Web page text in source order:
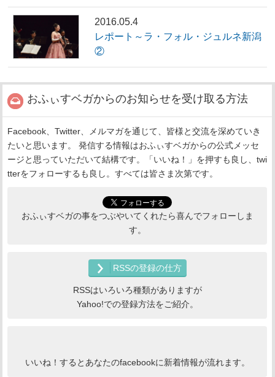
2016.05.4
レポート～ラ・フォル・ジュルネ新潟
②
おふぃすベガからのお知らせを受け取る方法
Facebook、Twitter、メルマガを通じて、皆様と交流を深めていき
たいと思います。 発信する情報はおふぃすベガからの公式メッセ
ージと思っていただいて結構です。「いいね！」を押すも良し、twi
tterをフォローするも良し。すべては皆さま次第です。
おふぃすベガの事をつぶやいてくれたら喜んでフォローしま
す。
RSSの登録の仕方
RSSはいろいろ種類がありますが
Yahoo!での登録方法をご紹介。
いいね！するとあなたのfacebookに新着情報が流れます。